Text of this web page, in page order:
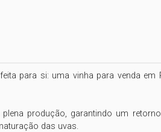
para si: uma vinha para venda
produção, garantindo um
das uvas.